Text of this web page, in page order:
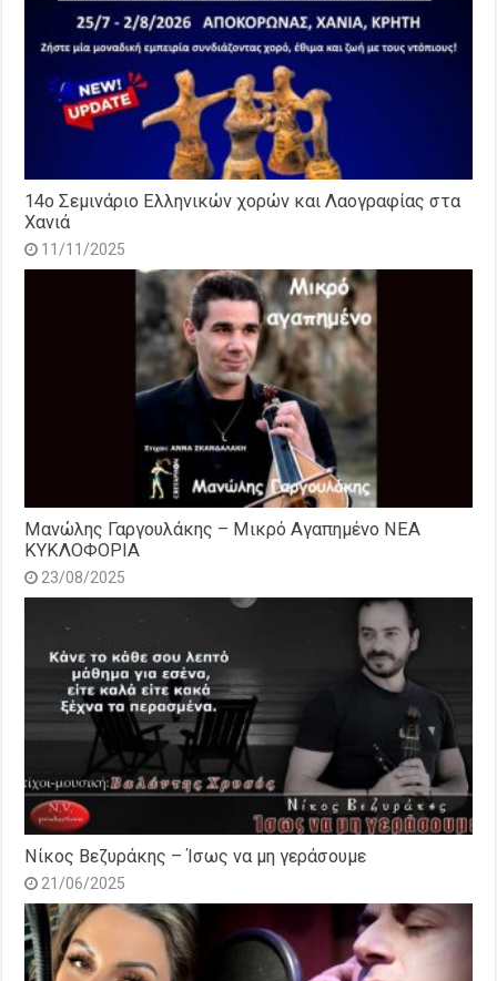
14o Σεμινάριο Ελληνικών χορών και Λαογραφίας στα
Χανιά
11/11/2025
Μανώλης Γαργουλάκης – Μικρό Αγαπημένο NEΑ
ΚΥΚΛΟΦΟΡΙΑ
23/08/2025
Νίκος Βεζυράκης – Ίσως να μη γεράσουμε
21/06/2025